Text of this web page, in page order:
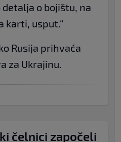
o bojištu, na
karti, usput.“
Rusija prihvaća
za Ukrajinu.
čelnici započeli